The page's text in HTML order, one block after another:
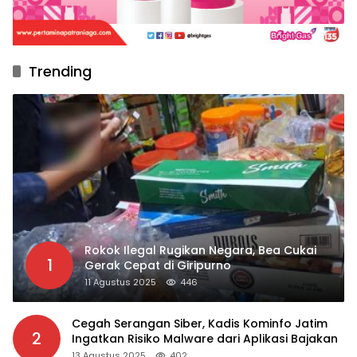
Trending
1
Rokok Ilegal Rugikan Negara, Bea Cukai
Gerak Cepat di Giripurno
11 Agustus 2025 446
2
Cegah Serangan Siber, Kadis Kominfo Jatim
Ingatkan Risiko Malware dari Aplikasi Bajakan